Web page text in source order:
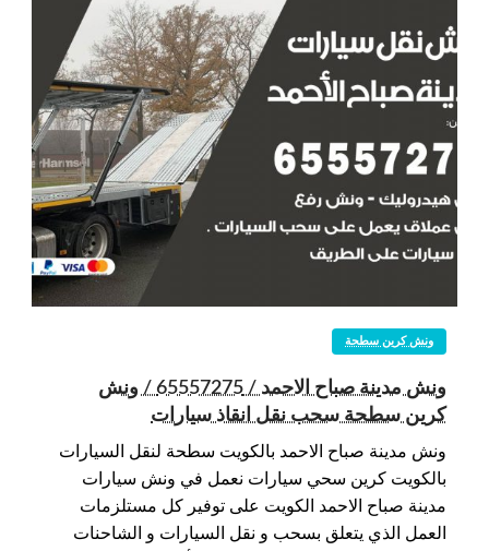
ونش كرين سطحة
ونش مدينة صباح الاحمد / 65557275 / ونش
كرين سطحة سحب نقل انقاذ سيارات
ونش مدينة صباح الاحمد بالكويت سطحة لنقل السيارات
بالكويت كرين سحي سيارات نعمل في ونش سيارات
مدينة صباح الاحمد الكويت على توفير كل مستلزمات
العمل الذي يتعلق بسحب و نقل السيارات و الشاحنات